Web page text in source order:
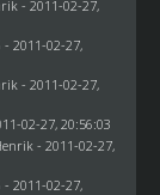
- 2011-02-27,
- 2011-02-27,
- 2011-02-27,
02-27, 20:56:03
- 2011-02-27,
- 2011-02-27,